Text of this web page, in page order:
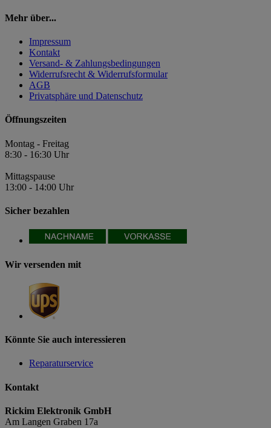
Mehr über...
Impressum
Kontakt
Versand- & Zahlungsbedingungen
Widerrufsrecht & Widerrufsformular
AGB
Privatsphäre und Datenschutz
Öffnungszeiten
Montag - Freitag
8:30 - 16:30 Uhr
Mittagspause
13:00 - 14:00 Uhr
Sicher bezahlen
Wir versenden mit
Könnte Sie auch interessieren
Reparaturservice
Kontakt
Rickim Elektronik GmbH
Am Langen Graben 17a